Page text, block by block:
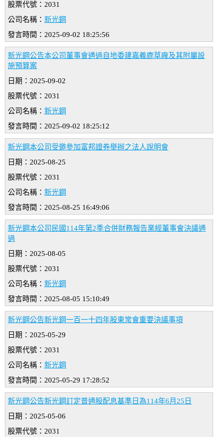
股票代號：2031
公司名稱： 新光鋼
發言時間：2025-09-02 18:25:56
新光鋼公告本公司董事會通過自地委建嘉義鹿草廠及其附屬設
施預算案
日期：2025-09-02
股票代號：2031
公司名稱： 新光鋼
發言時間：2025-09-02 18:25:12
新光鋼本公司受邀參加富邦證券舉辦之法人說明會
日期：2025-08-25
股票代號：2031
公司名稱： 新光鋼
發言時間：2025-08-25 16:49:06
新光鋼本公司民國114年第2季合併財務報告業經董事會決議通
過
日期：2025-08-05
股票代號：2031
公司名稱： 新光鋼
發言時間：2025-08-05 15:10:49
新光鋼公告新光鋼一百一十四年股東常會重要決議事項
日期：2025-05-29
股票代號：2031
公司名稱： 新光鋼
發言時間：2025-05-29 17:28:52
新光鋼公告新光鋼訂定普通股配息基準日為114年6月25日
日期：2025-05-06
股票代號：2031